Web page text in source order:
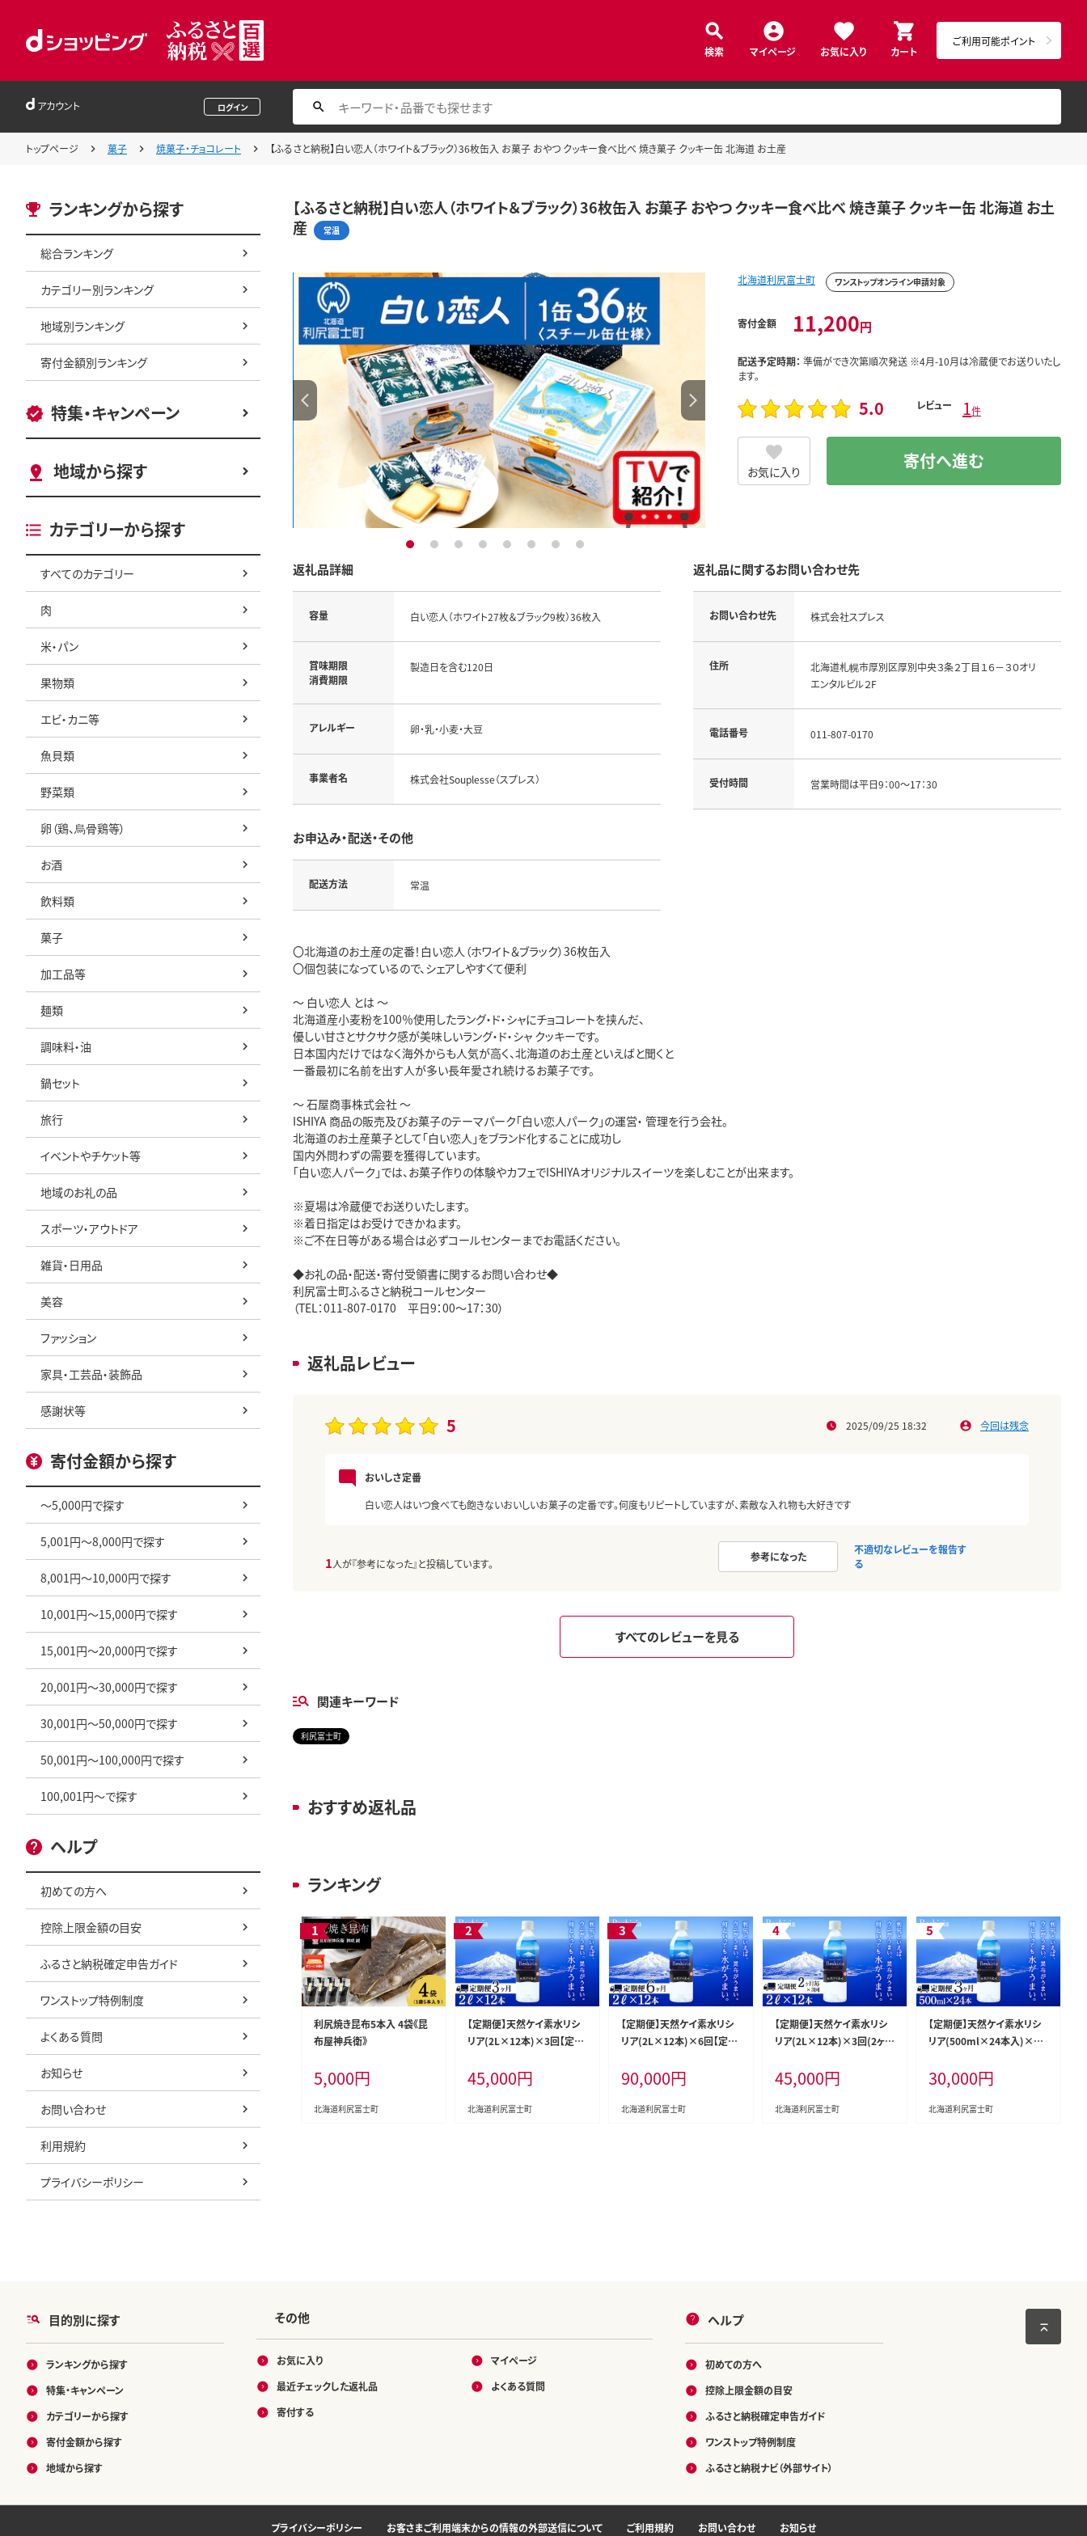
検索 マイページ お気に入り カート
ご利用可能ポイント
アカウント ログイン
トップページ 菓子 焼菓子・チョコレート 【ふるさと納税】白い恋人（ホワイト＆ブラック）36枚缶入 お菓子 おやつ クッキー食べ比べ 焼き菓子 クッキー缶 北海道 お土産
ランキングから探す
総合ランキング
カテゴリー別ランキング
地域別ランキング
寄付金額別ランキング
特集・キャンペーン
地域から探す
カテゴリーから探す
すべてのカテゴリー
肉
米・パン
果物類
エビ・カニ等
魚貝類
野菜類
卵（鶏、烏骨鶏等）
お酒
飲料類
菓子
加工品等
麺類
調味料・油
鍋セット
旅行
イベントやチケット等
地域のお礼の品
スポーツ・アウトドア
雑貨・日用品
美容
ファッション
家具・工芸品・装飾品
感謝状等
寄付金額から探す
～5,000円で探す
5,001円～8,000円で探す
8,001円～10,000円で探す
10,001円～15,000円で探す
15,001円～20,000円で探す
20,001円～30,000円で探す
30,001円～50,000円で探す
50,001円～100,000円で探す
100,001円～で探す
ヘルプ
初めての方へ
控除上限金額の目安
ふるさと納税確定申告ガイド
ワンストップ特例制度
よくある質問
お知らせ
お問い合わせ
利用規約
プライバシーポリシー
【ふるさと納税】白い恋人（ホワイト＆ブラック）36枚缶入 お菓子 おやつ クッキー食べ比べ 焼き菓子 クッキー缶 北海道 お土
産
常温
1 2 3 4 5 6 7 8
北海道利尻富士町 ワンストップオンライン申請対象
寄付金額 11,200円
配送予定時期： 準備ができ次第順次発送 ※4月-10月は冷蔵便でお送りいたし
ます。
5.0 レビュー 1件
お気に入り 寄付へ進む
返礼品詳細
容量 白い恋人（ホワイト27枚＆ブラック9枚）36枚入
賞味期限
消費期限
製造日を含む120日
アレルギー 卵・乳・小麦・大豆
事業者名 株式会社Souplesse（スプレス）
お申込み・配送・その他
配送方法 常温
返礼品に関するお問い合わせ先
お問い合わせ先 株式会社スプレス
住所
北海道札幌市厚別区厚別中央３条２丁目１６－３０オリ
エンタルビル２F
電話番号 011-807-0170
受付時間 営業時間は平日9：00～17：30
〇北海道のお土産の定番！白い恋人（ホワイト＆ブラック）36枚缶入
〇個包装になっているので、シェアしやすくて便利
～ 白い恋人 とは ～
北海道産小麦粉を100％使用したラング・ド・シャにチョコレートを挟んだ、
優しい甘さとサクサク感が美味しいラング・ド・シャ クッキーです。
日本国内だけではなく海外からも人気が高く、北海道のお土産といえばと聞くと
一番最初に名前を出す人が多い長年愛され続けるお菓子です。
～ 石屋商事株式会社 ～
ISHIYA 商品の販売及びお菓子のテーマパーク「白い恋人パーク」の運営・ 管理を行う会社。
北海道のお土産菓子として「白い恋人」をブランド化することに成功し
国内外問わずの需要を獲得しています。
「白い恋人パーク」では、お菓子作りの体験やカフェでISHIYAオリジナルスイーツを楽しむことが出来ます。
※夏場は冷蔵便でお送りいたします。
※着日指定はお受けできかねます。
※ご不在日等がある場合は必ずコールセンターまでお電話ください。
◆お礼の品・配送・寄付受領書に関するお問い合わせ◆
利尻富士町ふるさと納税コールセンター
（TEL：011-807-0170 平日9：00～17：30）
返礼品レビュー
5 2025/09/25 18:32 今回は残念
おいしさ定番
白い恋人はいつ食べても飽きないおいしいお菓子の定番です。何度もリピートしていますが、素敵な入れ物も大好きです
1人が『参考になった』と投稿しています。
参考になった
不適切なレビューを報告す
る
すべてのレビューを見る
関連キーワード
利尻富士町
おすすめ返礼品
ランキング
利尻焼き昆布5本入 4袋《昆
布屋神兵衛》
5,000円
北海道利尻富士町
【定期便】天然ケイ素水リシ
リア(2L×12本)×3回【定期
45,000円
北海道利尻富士町
【定期便】天然ケイ素水リシ
リア(2L×12本)×6回【定期
90,000円
北海道利尻富士町
【定期便】天然ケイ素水リシ
リア(2L×12本)×3回(2ヶ月
45,000円
北海道利尻富士町
【定期便】天然ケイ素水リシ
リア(500ml×24本入)×3ヶ
30,000円
北海道利尻富士町
目的別に探す
ランキングから探す
特集・キャンペーン
カテゴリーから探す
寄付金額から探す
地域から探す
その他
お気に入り
最近チェックした返礼品
寄付する
マイページ
よくある質問
ヘルプ
初めての方へ
控除上限金額の目安
ふるさと納税確定申告ガイド
ワンストップ特例制度
ふるさと納税ナビ（外部サイト）
プライバシーポリシー お客さまご利用端末からの情報の外部送信について ご利用規約 お問い合わせ お知らせ